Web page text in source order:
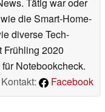
die Smart-Home-
diverse Tech-
Frühling 2020
Notebookcheck.
Kontakt:
Facebook